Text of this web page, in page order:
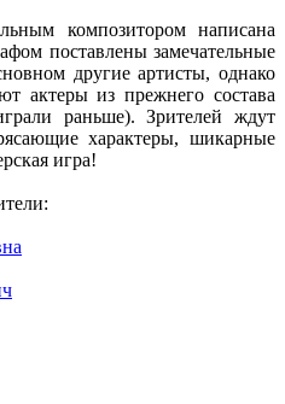
композитором написана
поставлены замечательные
другие артисты, однако
актеры из прежнего состава
раньше). Зрителей ждут
характеры, шикарные
игра!